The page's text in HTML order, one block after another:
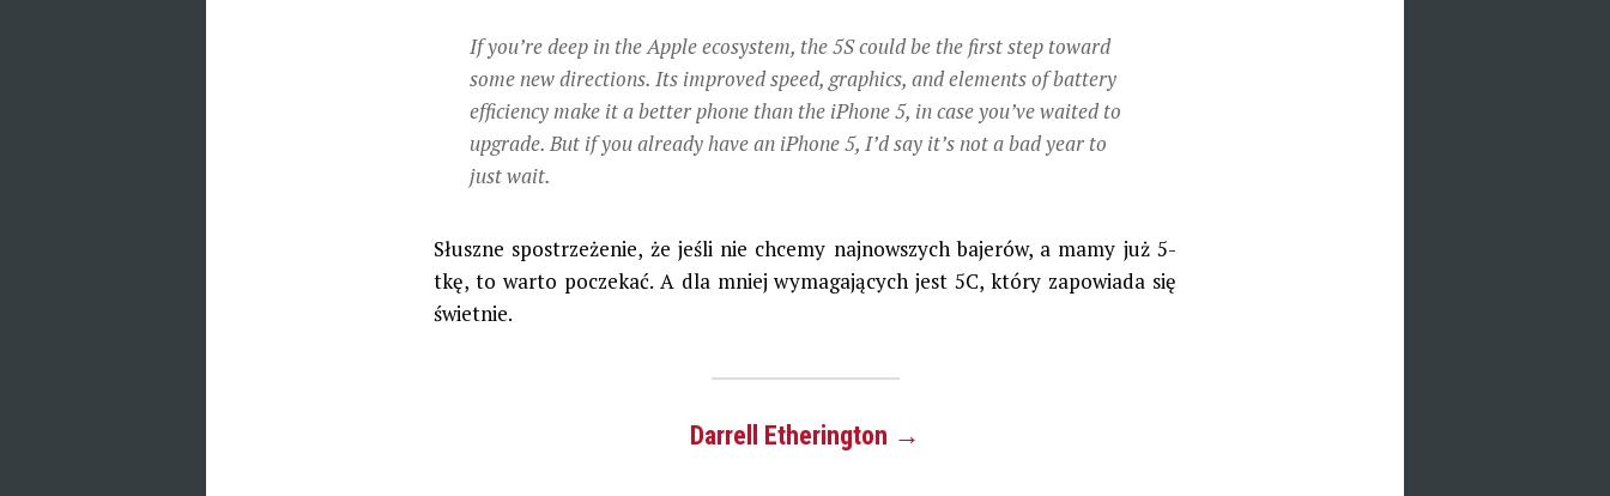
If you’re deep in the Apple ecosystem, the 5S could be the first step toward
some new directions. Its improved speed, graphics, and elements of battery
efficiency make it a better phone than the iPhone 5, in case you’ve waited to
upgrade. But if you already have an iPhone 5, I’d say it’s not a bad year to
just wait.
Słuszne spostrzeżenie, że jeśli nie chcemy najnowszych bajerów, a mamy już 5-
tkę, to warto poczekać. A dla mniej wymagających jest 5C, który zapowiada się
świetnie.
Darrell Etherington →